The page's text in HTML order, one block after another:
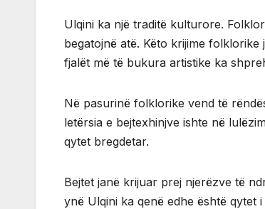
Ulqini ka një traditë kulturore.
begatojnë atë. Këto krijime
fjalët më të bukura artistike ka
Në pasurinë folklorike vend të
letërsia e bejtexhinjve ishte në
qytet bregdetar.
Bejtet janë krijuar prej njerëzve të
ynë Ulqini ka qenë edhe është qytet